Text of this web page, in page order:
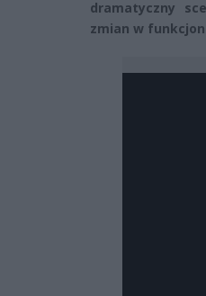
dramatyczny
zmian w